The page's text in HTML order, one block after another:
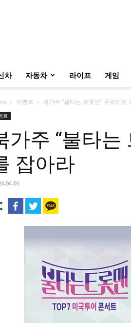
차 자동차 라이프 게임
이벤트 북가주 “불타는 트롯맨” 무료티켓
트
가주 “불타는
잡아라
04-01